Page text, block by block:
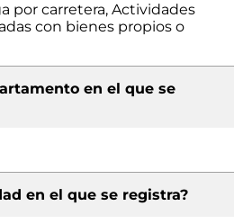
por carretera, Actividades
con bienes propios o
en el que se
en el que se registra?